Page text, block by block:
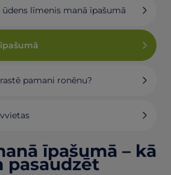
līmenis manā īpašumā
pamani ronēnu?
īpašumā – kā
pasaudzēt